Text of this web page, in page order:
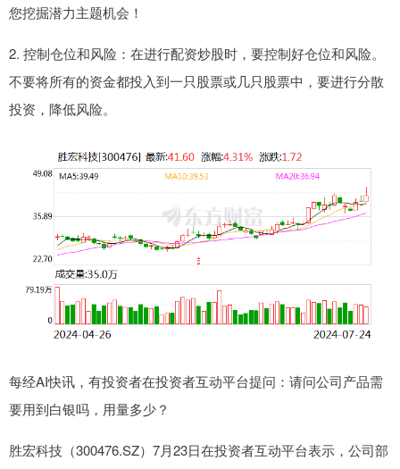
您挖掘潜力主题机会！
2. 控制仓位和风险：在进行配资炒股时，要控制好仓位和风险。
不要将所有的资金都投入到一只股票或几只股票中，要进行分散
投资，降低风险。
每经AI快讯，有投资者在投资者互动平台提问：请问公司产品需
要用到白银吗，用量多少？
胜宏科技（300476.SZ）7月23日在投资者互动平台表示，公司部